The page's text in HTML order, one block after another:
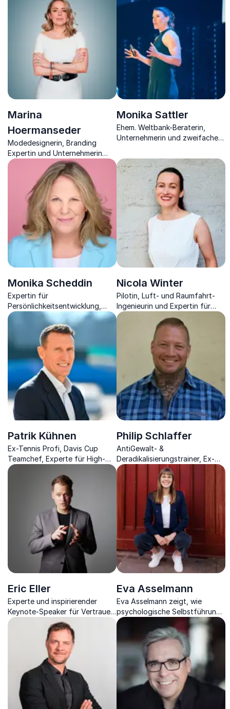
ausschöpfen können.
Marina
Hoermanseder
Modedesignerin, Branding
Expertin und Unternehmerin
vermittelt in ihren Vorträgen
Erfolgsgeheimnisse aus der
Welt der Mode und des
Unternehmertums.
Monika Sattler
Ehem. Weltbank-Beraterin,
Unternehmerin und zweifache
Entscheidungen, Umsetzung
unter Druck und nachhaltige
Leistung.
Monika Scheddin
Expertin für
Persönlichkeitsentwicklung,
Veränderungen, Self-
Empowerment &
Erfolgsstrategie Networking.
Nicola Winter
Pilotin, Luft- und Raumfahrt-
Ingenieurin und Expertin für
Notfall- und
Krisenmanagement, Astronautin
Patrik Kühnen
Ex-Tennis Profi, Davis Cup
Teamchef, Experte für High-
und Team-Performance &
Teambuilding sowie
Zertifizierter Health Coach.
Philip Schlaffer
AntiGewalt- &
Deradikalisierungstrainer, Ex-
Krimineller der über Führung
und Management in
Organisationen reflektiert.
Eric Eller
Experte und inspirierender
Keynote-Speaker für Vertrauen,
Psychologische Sicherheit und
Loyalität: Der Architekt des
Vertrauens für erfolgreiche
Teams, Projekte und
Organisationen
Eva Asselmann
Eva Asselmann zeigt, wie
psychologische Selbstführung,
innere Stabilität und Klarheit in
Zeiten von Überforderung
gelingen.